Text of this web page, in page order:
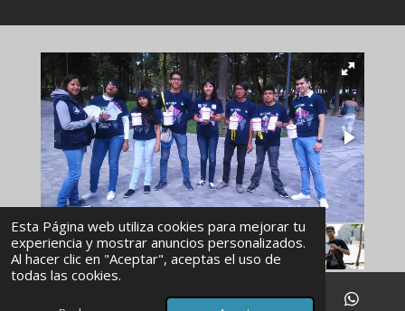
Esta Página web utiliza cookies para mejorar tu
experiencia y mostrar anuncios personalizados.
Al hacer clic en "Aceptar", aceptas el uso de
todas las cookies.